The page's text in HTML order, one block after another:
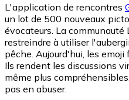
L'application de rencontres
un lot de 500 nouveaux
évocateurs. La communauté
restreindre à utiliser
pêche. Aujourd'hui, les
Ils rendent les discussions
même plus
pas en abuser.